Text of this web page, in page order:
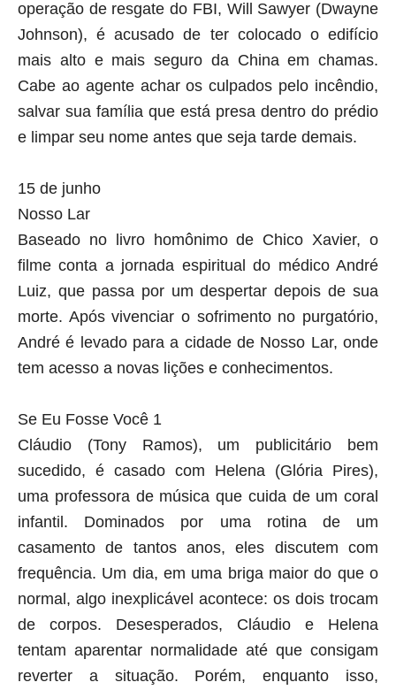
operação de resgate do FBI, Will Sawyer (Dwayne
Johnson), é acusado de ter colocado o edifício
mais alto e mais seguro da China em chamas.
Cabe ao agente achar os culpados pelo incêndio,
salvar sua família que está presa dentro do prédio
e limpar seu nome antes que seja tarde demais.
15 de junho
Nosso Lar
Baseado no livro homônimo de Chico Xavier, o
filme conta a jornada espiritual do médico André
Luiz, que passa por um despertar depois de sua
morte. Após vivenciar o sofrimento no purgatório,
André é levado para a cidade de Nosso Lar, onde
tem acesso a novas lições e conhecimentos.
Se Eu Fosse Você 1
Cláudio (Tony Ramos), um publicitário bem
sucedido, é casado com Helena (Glória Pires),
uma professora de música que cuida de um coral
infantil. Dominados por uma rotina de um
casamento de tantos anos, eles discutem com
frequência. Um dia, em uma briga maior do que o
normal, algo inexplicável acontece: os dois trocam
de corpos. Desesperados, Cláudio e Helena
tentam aparentar normalidade até que consigam
reverter a situação. Porém, enquanto isso,